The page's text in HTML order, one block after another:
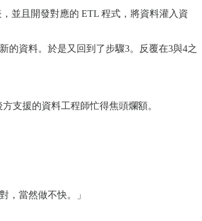
並且開發對應的 ETL 程式，將資料灌入資
的資料。於是又回到了步驟3。反覆在3與4之
支援的資料工程師忙得焦頭爛額。
，當然做不快。」